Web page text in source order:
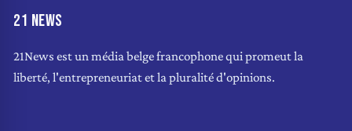
21 NEWS
21News est un média belge francophone qui promeut la
liberté, l'entrepreneuriat et la pluralité d'opinions.